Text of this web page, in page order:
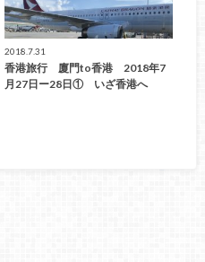
2018.7.31
香港旅行 廈門to香港 2018年7
月27日ー28日① いざ香港へ